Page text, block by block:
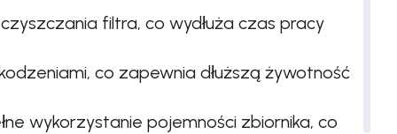
filtra, co wydłuża czas pracy
co zapewnia dłuższą żywotność
wykorzystanie pojemności zbiornika, co